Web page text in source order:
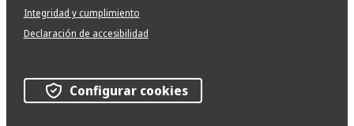
Integridad y cumplimiento
Declaración de accesibilidad
Configurar cookies